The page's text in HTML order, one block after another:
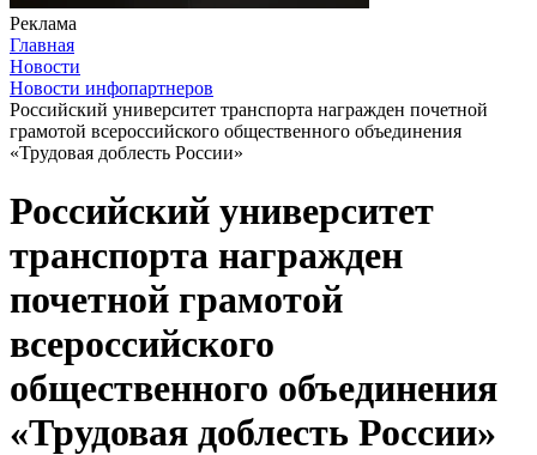
Реклама
Главная
Новости
Новости инфопартнеров
Российский университет транспорта награжден почетной
грамотой всероссийского общественного объединения
«Трудовая доблесть России»
Российский университет
транспорта награжден
почетной грамотой
всероссийского
общественного объединения
«Трудовая доблесть России»